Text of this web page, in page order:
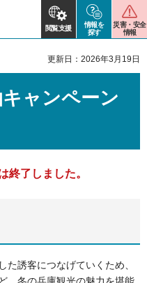
閲覧支援
情報を
探す
災害・安全
情報
更新日：2026年3月19日
ャンペーン
終了しました。
誘客につなげていくため、